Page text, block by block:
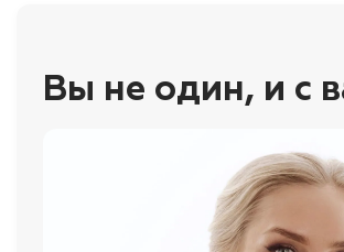
Вы не один, и с